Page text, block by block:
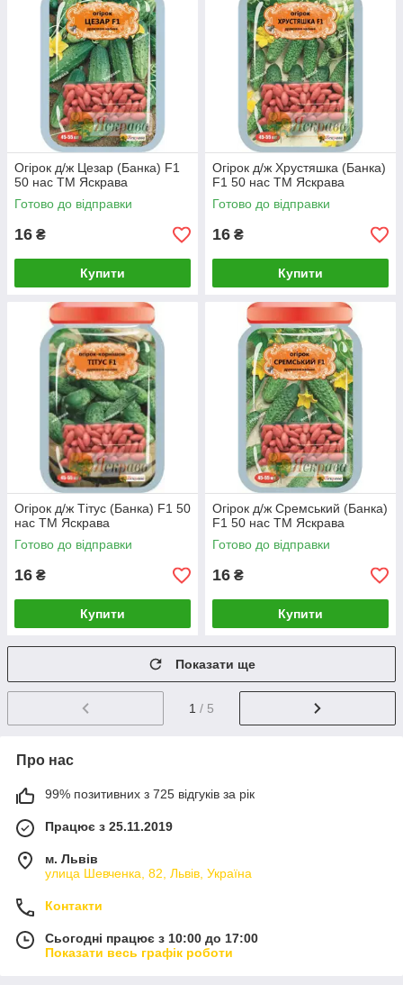
Огірок д/ж Цезар (Банка) F1
50 нас ТМ Яскрава
Готово до відправки
16 ₴
Купити
Огірок д/ж Хрустяшка (Банка)
F1 50 нас ТМ Яскрава
Готово до відправки
16 ₴
Купити
Огірок д/ж Тітус (Банка) F1 50
нас ТМ Яскрава
Готово до відправки
16 ₴
Купити
Огірок д/ж Сремський (Банка)
F1 50 нас ТМ Яскрава
Готово до відправки
16 ₴
Купити
Показати ще
1 / 5
Про нас
99% позитивних з 725 відгуків за рік
Працює з 25.11.2019
м. Львів
улица Шевченка, 82, Львів, Україна
Контакти
Сьогодні працює з 10:00 до 17:00
Показати весь графік роботи